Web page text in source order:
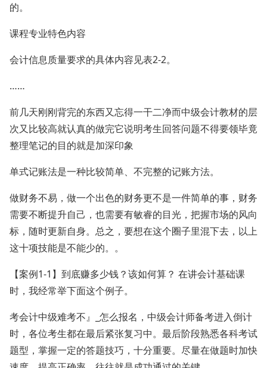
的。
课程专业特色内容
会计信息质量要求的具体内容见表2-2。
……
前几天刚刚背完的东西又忘得一干二净而中级会计教材的层
次又比较高就认真的做完它说明考生回答问题不得要领毕竟
整理笔记的目的就是加深印象
单式记账法是一种比较简单、不完整的记账方法。
做财务不易，做一个出色的财务更不是一件简单的事，财务
需要不断提升自己，也需要有敏睿的目光，把握市场的风向
标，随时更新自身。总之，要想在这个圈子里混下去，以上
这十项技能是不能少的。。
【案例1-1】到底赚多少钱？该如何算？ 在讲会计基础课
时，我经常举下面这个例子。
考会计中级难考不』_怎么报名，中级会计师备考进入倒计
时，各位考生都在最后紧张复习中。最后阶段熟悉各科考试
题型，掌握一定的答题技巧，十分重要。尽量在做题时加快